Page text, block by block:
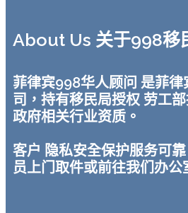
About Us 关于998移
菲律宾998华人顾问 是菲
司，持有移民局授权 劳工
政府相关行业资质。
客户 隐私安全保护服务可
员上门取件或前往我们办公